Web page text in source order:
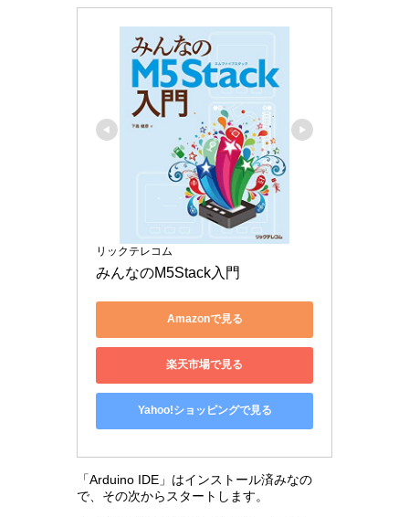
リックテレコム
みんなのM5Stack入門
Amazonで見る
楽天市場で見る
Yahoo!ショッピングで見る
「Arduino IDE」はインストール済みなの
で、その次からスタートします。